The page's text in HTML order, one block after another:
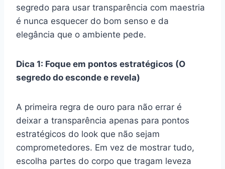
segredo para usar transparência com maestria
é nunca esquecer do bom senso e da
elegância que o ambiente pede.
Dica 1: Foque em pontos estratégicos (O
segredo do esconde e revela)
A primeira regra de ouro para não errar é
deixar a transparência apenas para pontos
estratégicos do look que não sejam
comprometedores. Em vez de mostrar tudo,
escolha partes do corpo que tragam leveza